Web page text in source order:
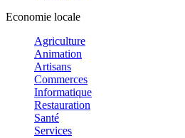
Economie locale
Agriculture
Animation
Artisans
Commerces
Informatique
Restauration
Santé
Services